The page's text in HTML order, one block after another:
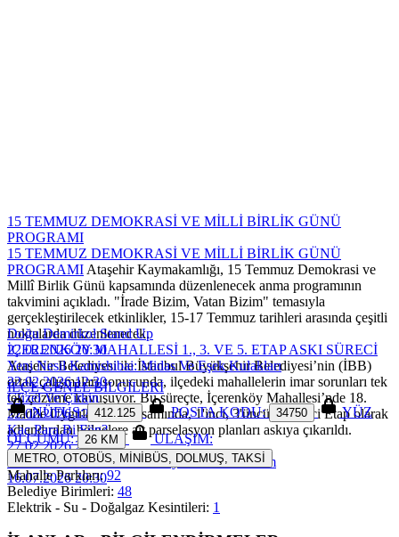
15 TEMMUZ DEMOKRASİ VE MİLLİ BİRLİK GÜNÜ
PROGRAMI
15 TEMMUZ DEMOKRASİ VE MİLLİ BİRLİK GÜNÜ
PROGRAMI Ataşehir Kaymakamlığı, 15 Temmuz Demokrasi ve
Millî Birlik Günü kapsamında düzenlenecek anma programının
takvimini açıkladı. "İrade Bizim, Vatan Bizim" temasıyla
gerçekleştirilecek etkinlikler, 15-17 Temmuz tarihleri arasında çeşitli
noktalarda düzenlenecek.
İÇERENKÖY MAHALLESİ 1., 3. VE 5. ETAP ASKI SÜRECİ
Ataşehir Belediyesi ile İstanbul Büyükşehir Belediyesi’nin (İBB)
ortak çalışmaları sonucunda, ilçedeki mahallelerin imar sorunları tek
tek çözüme kavuşuyor. Bu süreçte, İçerenköy Mahallesi’nde 18.
Madde Uygulaması kapsamında, 1'inci, 3'üncü ve 5'inci Etap olarak
adlandırılan bölgelere ait parselasyon planları askıya çıkarıldı.
Doğu Demirkol Stand Up
22.02.2026 20:30
Yeni Nesil Kamishibai: Midas Ve Eşek Kulakları
22.02.2026 12:30
Güzel Ve Çirkin
22.02.2026 12:30
Kaç Para Bi Fön?
27.02.2026 21:00
Parkta Sinema Var - Selvi Boylum Al Yazmalım
16.07.2026 20:30
İLÇE GENEL BİLGİLERİ
NÜFUS: 412.125 POSTA KODU: 34750
YÜZ
ÖLÇÜMÜ: 26 KM ULAŞIM:
METRO, OTOBÜS, MİNİBÜS, DOLMUŞ, TAKSİ
Mahalle Parkları:92
Belediye Birimleri: 48
Elektrik - Su - Doğalgaz Kesintileri: 1